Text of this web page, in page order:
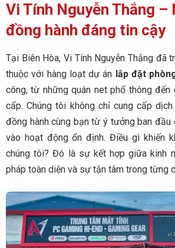
Vi Tính Nguyễn Thắng –
đồng hành đáng tin cậy
Tại Biên Hòa, Vi Tính Nguyễn Thắng đã
thuộc với hàng loạt dự án lắp đặt
công, từ những quán net phổ thông đến
cấp. Chúng tôi không chỉ cung cấp
đồng hành cùng bạn từ ý tưởng ban
vào hoạt động ổn định. Điều gì khiến
chúng tôi? Đó là sự kết hợp giữa kinh
pháp toàn diện và sự tận tâm trong từng